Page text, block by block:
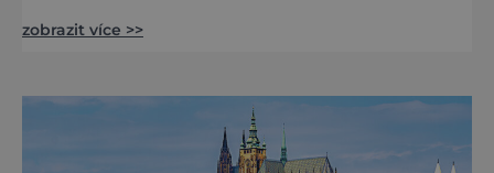
nejzajímavějších bude bezesporu Husův
večer plný historie, hudby, tajemství i
dobrodružství pro malé i velké návštěvníky.
Málokdo ví, že dnešní kos
zobrazit více >>